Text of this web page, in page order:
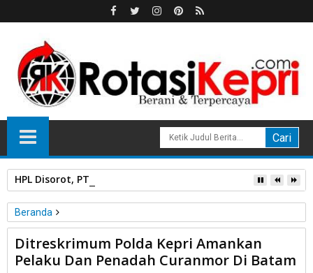
HPL Disorot, PT Sosor Tala Jaya Tolak Perluasan Kampung
Beranda
Unlabelled
Ditreskrimum Polda Kepri Amankan Pelaku Dan Penadah
Curanmor Di Batam
Ditreskrimum Polda Kepri Amankan
Pelaku Dan Penadah Curanmor Di Batam